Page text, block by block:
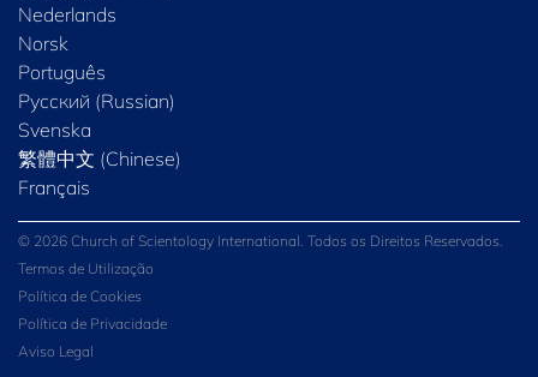
Nederlands
Norsk
Português
Русский (Russian)
Svenska
繁體中文 (Chinese)
Français
© 2026 Church of Scientology International. Todos os Direitos Reservados.
Termos de Utilização
Política de Cookies
Política de Privacidade
Aviso Legal